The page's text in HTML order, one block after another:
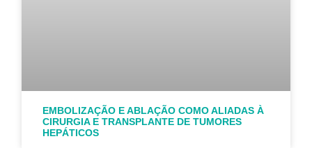
EMBOLIZAÇÃO E ABLAÇÃO COMO ALIADAS À
CIRURGIA E TRANSPLANTE DE TUMORES
HEPÁTICOS